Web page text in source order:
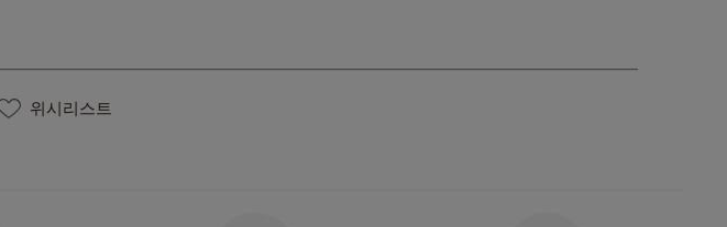
위시리스트